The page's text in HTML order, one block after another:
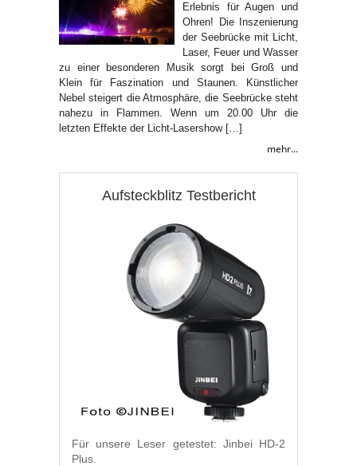
Erlebnis für Augen und
Ohren! Die Inszenierung
der Seebrücke mit Licht,
Laser, Feuer und Wasser
zu einer besonderen Musik sorgt bei Groß und
Klein für Faszination und Staunen. Künstlicher
Nebel steigert die Atmosphäre, die Seebrücke steht
nahezu in Flammen. Wenn um 20.00 Uhr die
letzten Effekte der Licht-Lasershow […]
mehr...
Aufsteckblitz Testbericht
Für unsere Leser getestet: Jinbei HD-2
Plus.